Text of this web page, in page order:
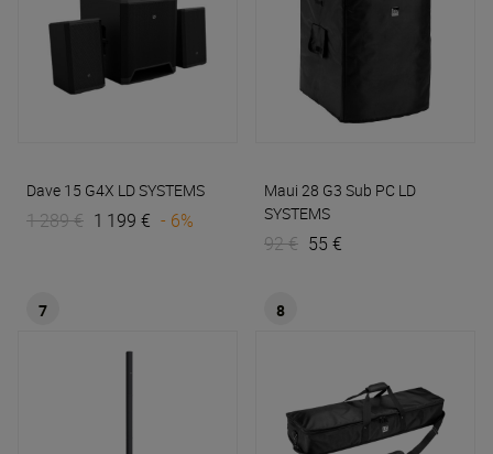
Dave 15 G4X LD SYSTEMS
1 289 € 1 199 € - 6%
Maui 28 G3 Sub PC LD
SYSTEMS
92 € 55 €
7 8